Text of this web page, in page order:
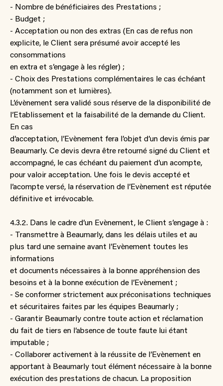
- Nombre de bénéficiaires des Prestations ;
- Budget ;
- Acceptation ou non des extras (En cas de refus non
explicite, le Client sera présumé avoir accepté les
consommations
en extra et s’engage à les régler) ;
- Choix des Prestations complémentaires le cas échéant
(notamment son et lumières).
L’évènement sera validé sous réserve de la disponibilité de
l’Etablissement et la faisabilité de la demande du Client.
En cas
d’acceptation, l’Evènement fera l’objet d’un devis émis par
Beaumarly. Ce devis devra être retourné signé du Client et
accompagné, le cas échéant du paiement d’un acompte,
pour valoir acceptation. Une fois le devis accepté et
l’acompte versé, la réservation de l’Evènement est réputée
définitive et irrévocable.
4.3.2. Dans le cadre d’un Evènement, le Client s’engage à :
- Transmettre à Beaumarly, dans les délais utiles et au
plus tard une semaine avant l’Evènement toutes les
informations
et documents nécessaires à la bonne appréhension des
besoins et à la bonne exécution de l’Evènement ;
- Se conformer strictement aux préconisations techniques
et sécuritaires faites par les équipes Beaumarly ;
- Garantir Beaumarly contre toute action et réclamation
du fait de tiers en l’absence de toute faute lui étant
imputable ;
- Collaborer activement à la réussite de l’Evènement en
apportant à Beaumarly tout élément nécessaire à la bonne
exécution des prestations de chacun. La proposition